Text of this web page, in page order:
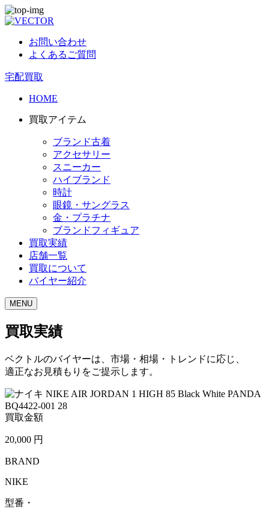
お問い合わせ
よくあるご質問
宅配買取
HOME
買取アイテム
ブランド古着
アクセサリー
スニーカー
ハイブランド
時計
眼鏡・サングラス
金・プラチナ
ブランドフィギュア
買取実績
店舗一覧
買取について
バイヤー紹介
MENU
買取実績
ベクトルのバイヤーは、市場・相場・トレンドに応じ、
適正なお見積もりをご提示します。
買取金額
20,000 円
BRAND
NIKE
型番・